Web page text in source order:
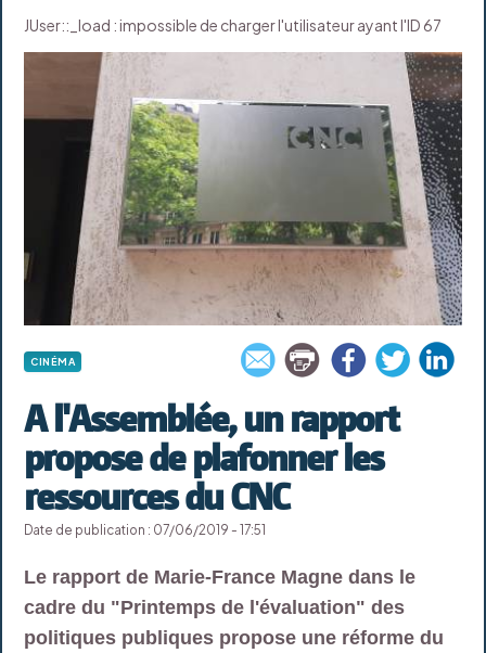
JUser::_load : impossible de charger l'utilisateur ayant l'ID 67
CINÉMA
A l'Assemblée, un rapport
propose de plafonner les
ressources du CNC
Date de publication : 07/06/2019 - 17:51
Le rapport de Marie-France Magne dans le
cadre du "Printemps de l'évaluation" des
politiques publiques propose une réforme du